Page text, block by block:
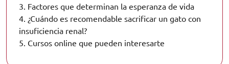
3. Factores que determinan la esperanza de vida
4. ¿Cuándo es recomendable sacrificar un gato con
insuficiencia renal?
5. Cursos online que pueden interesarte